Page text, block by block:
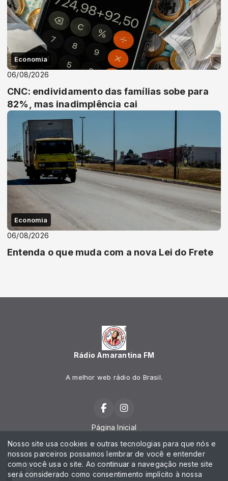
Economia
06/08/2026
CNC: endividamento das famílias sobe para
82%, mas inadimplência cai
Economia
06/08/2026
Entenda o que muda com a nova Lei do Frete
Rádio Amarantina FM
A melhor web rádio do Brasil.
Página Inicial
Programação
Notícias
Nosso site usa cookies e outras tecnologias para que nós e
nossos parceiros possamos lembrar de você e entender
como você usa o site. Ao continuar a navegação neste site
será considerado como consentimento implícito à nossa